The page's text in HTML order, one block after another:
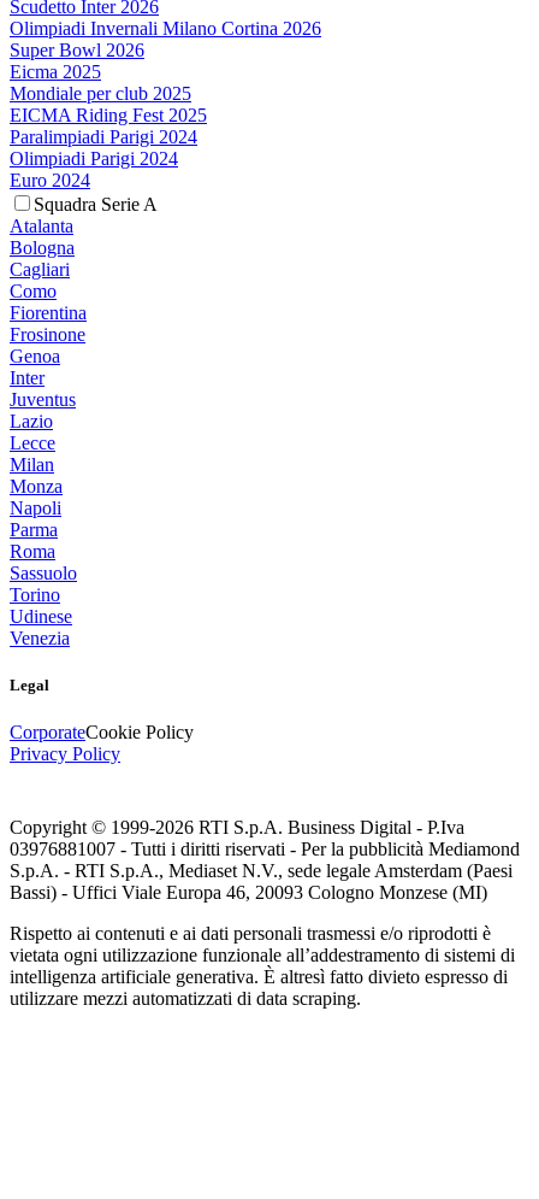
Scudetto Inter 2026
Olimpiadi Invernali Milano Cortina 2026
Super Bowl 2026
Eicma 2025
Mondiale per club 2025
EICMA Riding Fest 2025
Paralimpiadi Parigi 2024
Olimpiadi Parigi 2024
Euro 2024
Squadra Serie A
Atalanta
Bologna
Cagliari
Como
Fiorentina
Frosinone
Genoa
Inter
Juventus
Lazio
Lecce
Milan
Monza
Napoli
Parma
Roma
Sassuolo
Torino
Udinese
Venezia
Legal
CorporateCookie Policy
Privacy Policy
Copyright © 1999-2026 RTI S.p.A. Business Digital - P.Iva
03976881007 - Tutti i diritti riservati - Per la pubblicità Mediamond
S.p.A. - RTI S.p.A., Mediaset N.V., sede legale Amsterdam (Paesi
Bassi) - Uffici Viale Europa 46, 20093 Cologno Monzese (MI)
Rispetto ai contenuti e ai dati personali trasmessi e/o riprodotti è
vietata ogni utilizzazione funzionale all’addestramento di sistemi di
intelligenza artificiale generativa. È altresì fatto divieto espresso di
utilizzare mezzi automatizzati di data scraping.